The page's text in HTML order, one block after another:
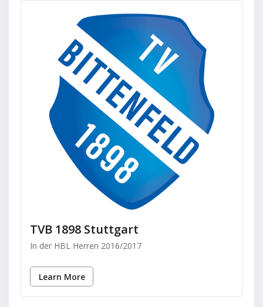
TVB 1898 Stuttgart
In der HBL Herren 2016/2017
Learn More